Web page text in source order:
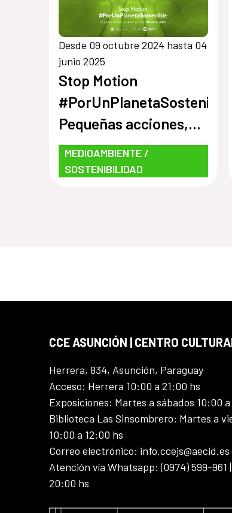
Desde 09 octubre 2024 hasta 04
junio 2025
Stop Motion
#PorUnPlanetaSostenible:
Pequeñas acciones,
grandes cambios
¡Únete al reto!
MEDIOAMBIENTE /
SOSTENIBILIDAD
CCE ASUNCIÓN | CENTRO
Herrera, 834, Asunción, Paraguay
Acceso: Herrera 10:00 a 21:00 hs
Exposiciones: Martes a sábados 10:00
Biblioteca Las Sinsombrero: Martes a
10:00 a 12:00 hs
Correo electrónico: info.ccejs@aecid.es
Atención vía Whatsapp: (0974) 599-961
20:00 hs